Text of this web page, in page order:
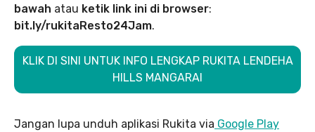
bawah atau ketik link ini di browser:
bit.ly/rukitaResto24Jam.
KLIK DI SINI UNTUK INFO LENGKAP RUKITA LENDEHA
HILLS MANGARAI
Jangan lupa unduh aplikasi Rukita via Google Play